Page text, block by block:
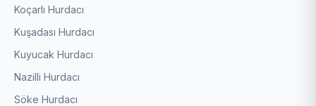
Koçarlı Hurdacı
Kuşadası Hurdacı
Kuyucak Hurdacı
Nazilli Hurdacı
Söke Hurdacı